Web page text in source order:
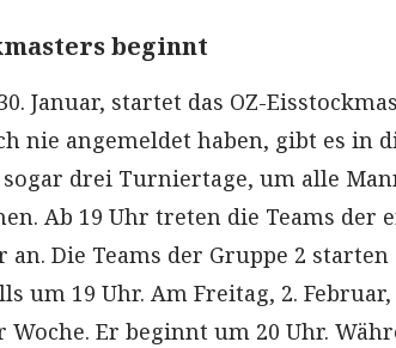
beginnt
Januar, startet das OZ-
nie angemeldet haben, gibt es in
drei Turniertage, um alle
Ab 19 Uhr treten die Teams der
an. Die Teams der Gruppe 2
um 19 Uhr. Am Freitag, 2.
Er beginnt um 20 Uhr.